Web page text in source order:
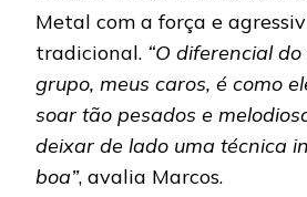
Metal com a força e
tradicional. “O diferencial
grupo, meus caros, é como
soar tão pesados e
deixar de lado uma técnica
boa”, avalia Marcos.